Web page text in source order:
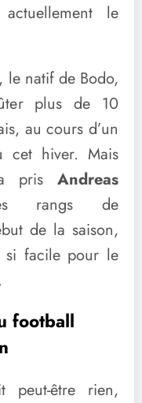
le
le natif de Bodo,
plus de 10
au cours d’un
cet hiver. Mais
pris Andreas
rangs de
de la saison,
si facile pour le
.
football
être rien,